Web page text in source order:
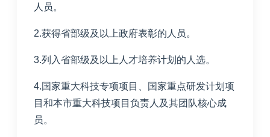
人员。
2.获得省部级及以上政府表彰的人员。
3.列入省部级及以上人才培养计划的人选。
4.国家重大科技专项项目、国家重点研发计划项
目和本市重大科技项目负责人及其团队核心成
员。